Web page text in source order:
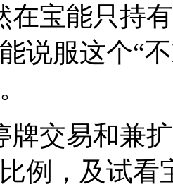
在宝能只持
说服这个“
牌交易和兼
例，及试看